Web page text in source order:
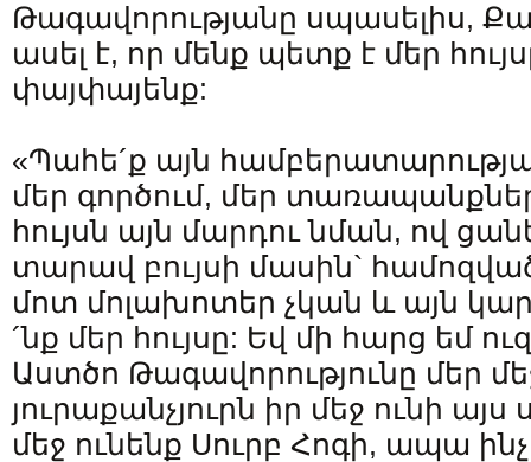
Թագավորությանը սպասելիս,
ասել է, որ մենք պետք է մեր
փայփայենք:
«Պահե´ք այն
մեր գործում, մեր
հույսն այն մարդու նման, ով
տարավ բույսի մասին`
մոտ մոլախոտեր չկան և այն
´նք մեր հույսը: Եվ մի հարց եմ
Աստծո Թագավորությունը մեր
յուրաքանչյուրն իր մեջ ունի
մեջ ունենք Սուրբ Հոգի, ապա